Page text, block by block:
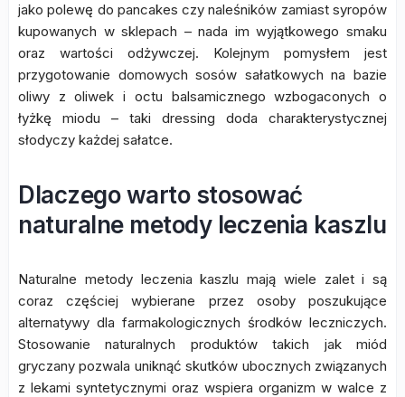
jako polewę do pancakes czy naleśników zamiast syropów
kupowanych w sklepach – nada im wyjątkowego smaku
oraz wartości odżywczej. Kolejnym pomysłem jest
przygotowanie domowych sosów sałatkowych na bazie
oliwy z oliwek i octu balsamicznego wzbogaconych o
łyżkę miodu – taki dressing doda charakterystycznej
słodyczy każdej sałatce.
Dlaczego warto stosować
naturalne metody leczenia kaszlu
Naturalne metody leczenia kaszlu mają wiele zalet i są
coraz częściej wybierane przez osoby poszukujące
alternatywy dla farmakologicznych środków leczniczych.
Stosowanie naturalnych produktów takich jak miód
gryczany pozwala uniknąć skutków ubocznych związanych
z lekami syntetycznymi oraz wspiera organizm w walce z